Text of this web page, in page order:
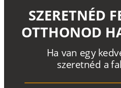
Ha van egy kedv
szeretnéd a fal
SZERETNÉD
OTTHONOD